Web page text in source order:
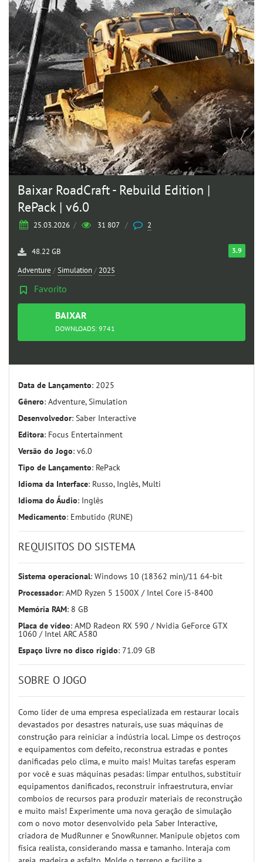
Baixar RoadCraft - Rebuild Edition |
RePack | v6.0
25.03.2026 / 31 807 / 2
3.9
48.22 GB
Adventure /Simulation/ 2025
Favorito
BAIXAR
TORRENTDOWNLOADS: 9741
Data de Lançamento: 2025
Gênero: Adventure, Simulation
Desenvolvedor: Saber Interactive
Editora: Focus Entertainment
Versão do Jogo: v6.0
Tipo de Lançamento: RePack
Idioma da Interface: Russo, Inglês, Multi
Idioma do Áudio: Inglês
Medicamento: Embutido (RUNE)
REQUISITOS DO SISTEMA
Sistema operacional: Windows 10 (18362 min)/11 64-bit
Processador: AMD Ryzen 5 1500X / Intel Core i5-8400
Memória RAM: 8 GB
Placa de vídeo: AMD Radeon RX 590 / Nvidia GeForce GTX
1060 / Intel ARC A580
Espaço livre no disco rígido: 71.09 GB
SOBRE O JOGO
Como líder de uma empresa especializada em restaurar locais
devastados por desastres naturais, use suas máquinas de
construção para reiniciar a indústria local. Limpe os destroços
e equipamentos com defeito, reconstrua estradas e pontes
danificadas pelo clima, e muito mais! Muitas tarefas esperam
por você e suas máquinas pesadas: limpar entulhos, substituir
equipamentos danificados, reconstruir infraestrutura, enviar
comboios de recursos para produzir materiais de reconstrução
e muito mais! Experimente uma nova geração de simulação
com o novo motor desenvolvido pela Saber Interactive,
criadora de MudRunner e SnowRunner. Manipule objetos com
física realista, considerando massa e tamanho. Interaja com